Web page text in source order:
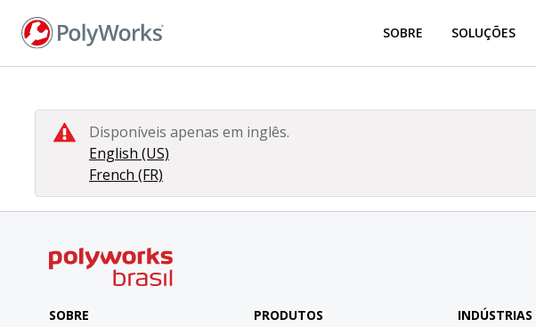
para
SOBRE SOLUÇÕES
Disponíveis apenas em inglês.
English (US)
French (FR)
SOBRE
PRODUTOS
INDÚSTRIAS